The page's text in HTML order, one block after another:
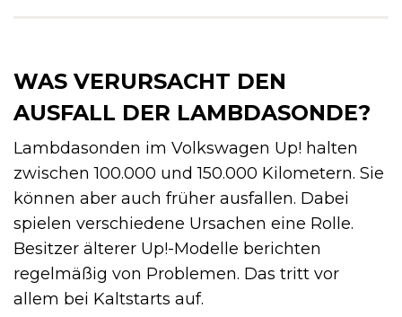
WAS VERURSACHT DEN
AUSFALL DER LAMBDASONDE?
Lambdasonden im Volkswagen Up! halten
zwischen 100.000 und 150.000 Kilometern. Sie
können aber auch früher ausfallen. Dabei
spielen verschiedene Ursachen eine Rolle.
Besitzer älterer Up!-Modelle berichten
regelmäßig von Problemen. Das tritt vor
allem bei Kaltstarts auf.